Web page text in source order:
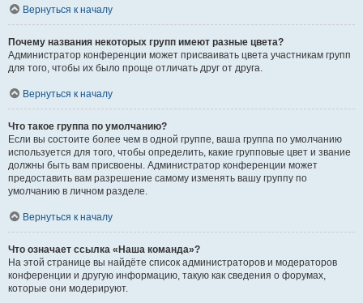
Вернуться к началу
Почему названия некоторых групп имеют разные цвета?
Администратор конференции может присваивать цвета участникам групп
для того, чтобы их было проще отличать друг от друга.
Вернуться к началу
Что такое группа по умолчанию?
Если вы состоите более чем в одной группе, ваша группа по умолчанию
используется для того, чтобы определить, какие групповые цвет и звание
должны быть вам присвоены. Администратор конференции может
предоставить вам разрешение самому изменять вашу группу по
умолчанию в личном разделе.
Вернуться к началу
Что означает ссылка «Наша команда»?
На этой странице вы найдёте список администраторов и модераторов
конференции и другую информацию, такую как сведения о форумах,
которые они модерируют.